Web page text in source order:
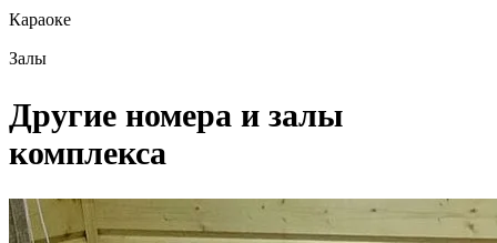
Караоке
Залы
Другие номера и залы
комплекса